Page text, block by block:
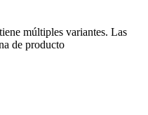
múltiples variantes. Las
de producto